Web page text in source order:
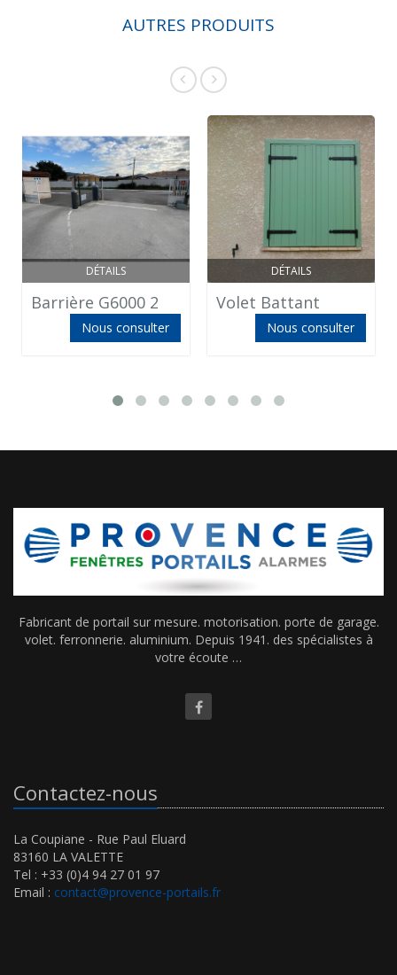
AUTRES PRODUITS
DÉTAILS
Barrière G6000 2
Nous consulter
DÉTAILS
Volet Battant
Nous consulter
Fabricant de portail sur mesure. motorisation. porte de garage.
volet. ferronnerie. aluminium. Depuis 1941. des spécialistes à
votre écoute …
Contactez-nous
La Coupiane - Rue Paul Eluard
83160 LA VALETTE
Tel : +33 (0)4 94 27 01 97
Email : contact@provence-portails.fr